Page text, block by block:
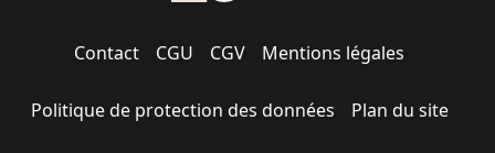
Contact CGU CGV Mentions légales
Politique de protection des données Plan du site